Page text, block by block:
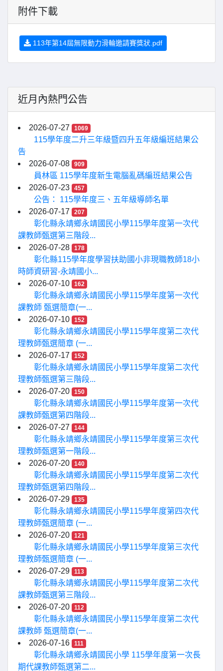
附件下載
113年第14屆無限動力滑輪邀請賽獎狀.pdf
近月內熱門公告
2026-07-27 1069
115學年度二升三年級暨四升五年級編班結果公
告
2026-07-08
909
員林區 115學年度新生電腦亂碼編班結果公告
2026-07-23
457
公告： 115學年度三、五年級導師名單
2026-07-17
207
彰化縣永靖鄉永靖國民小學115學年度第一次代
課教師甄選第三階段...
2026-07-28
178
彰化縣115學年度學習扶助國小非現職教師18小
時師資研習-永靖國小...
2026-07-10
162
彰化縣永靖鄉永靖國民小學115學年度第一次代
課教師 甄選簡章(一...
2026-07-10
152
彰化縣永靖鄉永靖國民小學115學年度第二次代
理教師甄選簡章 (一...
2026-07-17
152
彰化縣永靖鄉永靖國民小學115學年度第二次代
理教師甄選第三階段...
2026-07-20
150
彰化縣永靖鄉永靖國民小學115學年度第一次代
課教師甄選第四階段...
2026-07-27
144
彰化縣永靖鄉永靖國民小學115學年度第三次代
理教師甄選第一階段...
2026-07-20
140
彰化縣永靖鄉永靖國民小學115學年度第二次代
理教師甄選第四階段...
2026-07-29
135
彰化縣永靖鄉永靖國民小學115學年度第四次代
理教師甄選簡章 (一...
2026-07-20
121
彰化縣永靖鄉永靖國民小學115學年度第三次代
理教師甄選簡章 (一...
2026-07-29
113
彰化縣永靖鄉永靖國民小學115學年度第二次代
課教師甄選第三階段...
2026-07-20
112
彰化縣永靖鄉永靖國民小學115學年度第二次代
課教師 甄選簡章(一...
2026-07-16
111
彰化縣永靖鄉永靖國民小學 115學年度第一次長
期代課教師甄選第二...